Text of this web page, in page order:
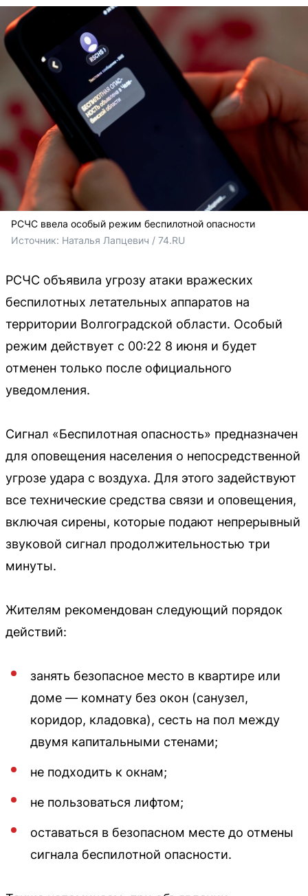
РСЧС ввела особый режим беспилотной опасности
Источник: Наталья Лапцевич / 74.RU
РСЧС объявила угрозу атаки вражеских
беспилотных летательных аппаратов на
территории Волгоградской области. Особый
режим действует с 00:22 8 июня и будет
отменен только после официального
уведомления.
Сигнал «Беспилотная опасность» предназначен
для оповещения населения о непосредственной
угрозе удара с воздуха. Для этого задействуют
все технические средства связи и оповещения,
включая сирены, которые подают непрерывный
звуковой сигнал продолжительностью три
минуты.
Жителям рекомендован следующий порядок
действий:
занять безопасное место в квартире или
доме — комнату без окон (санузел,
коридор, кладовка), сесть на пол между
двумя капитальными стенами;
не подходить к окнам;
не пользоваться лифтом;
оставаться в безопасном месте до отмены
сигнала беспилотной опасности.